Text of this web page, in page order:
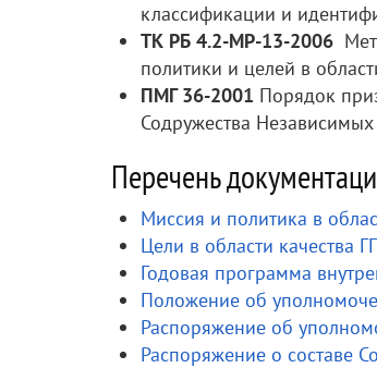
классификации и
ТК РБ 4.2-МР-13-2006
политики и целей в
ПМГ 36-2001 Порядок
Содружества Независимых
Перечень
Миссия и политика в
Цели в области качества
Годовая программа
Положение об
Распоряжение об
Распоряжение о составе